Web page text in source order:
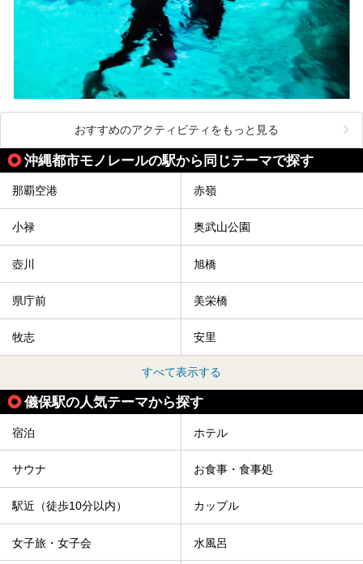
おすすめのアクティビティをもっと見る
沖縄都市モノレールの駅から同じテーマで探す
那覇空港 赤嶺
小禄 奥武山公園
壺川 旭橋
県庁前 美栄橋
牧志 安里
すべて表示する
儀保駅の人気テーマから探す
宿泊 ホテル
サウナ お食事・食事処
駅近（徒歩10分以内） カップル
女子旅・女子会 水風呂